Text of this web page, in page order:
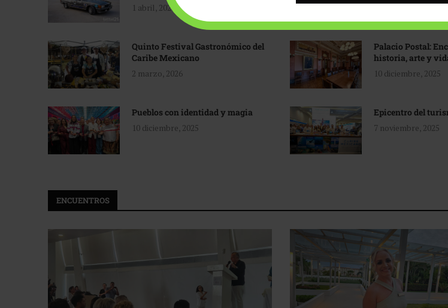
1 abril, 2026
31 marzo, 2026
Quinto Festival Gastronómico del
Caribe Mexicano
2 marzo, 2026
Palacio Postal:
historia, arte y
10 diciembre, 2025
Pueblos con identidad y magia
10 diciembre, 2025
Epicentro del
7 noviembre, 2025
ENCUENTROS